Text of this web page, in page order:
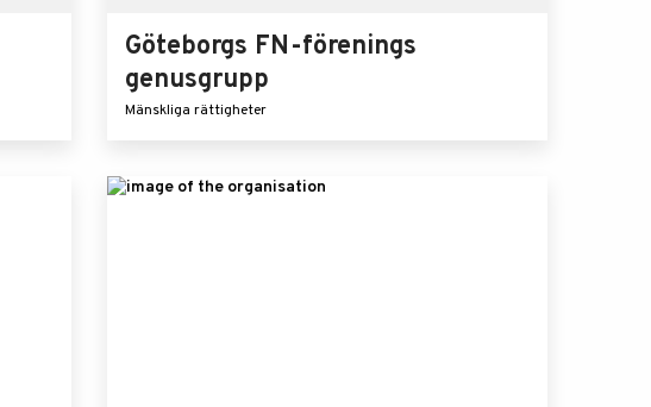
Göteborgs FN-förenings
genusgrupp
Mänskliga rättigheter